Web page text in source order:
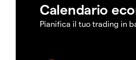
Calendario
Pianifica il tuo trading in